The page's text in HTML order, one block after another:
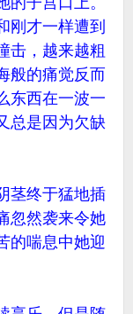
刚才一样遭到
击，越来越粗
般的痛觉反而
东西在一波一
总是因为欠缺
终于猛地插
忽然袭来令她
的喘息中她迎